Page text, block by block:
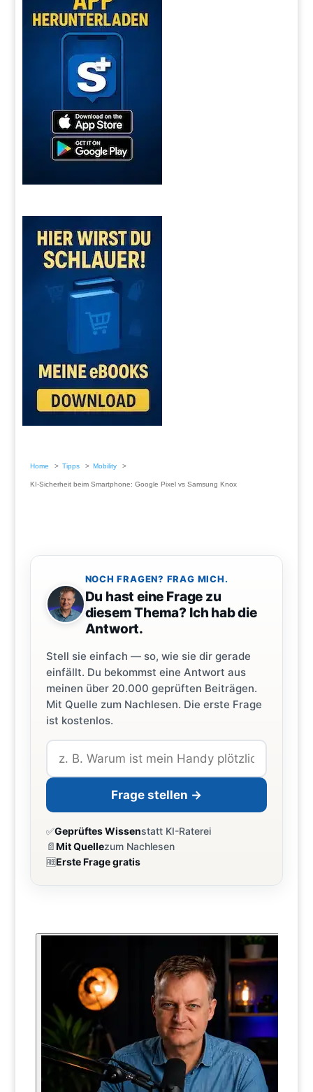
Home Tipps Mobility
KI-Sicherheit beim Smartphone: Google Pixel vs Samsung Knox
NOCH FRAGEN? FRAG MICH.
Du hast eine Frage zu
diesem Thema? Ich hab die
Antwort.
Stell sie einfach — so, wie sie dir gerade
einfällt. Du bekommst eine Antwort aus
meinen über 20.000 geprüften Beiträgen.
Mit Quelle zum Nachlesen. Die erste Frage
ist kostenlos.
Frage stellen →
✅Geprüftes Wissenstatt KI-Raterei
📄Mit Quellezum Nachlesen
🆓Erste Frage gratis